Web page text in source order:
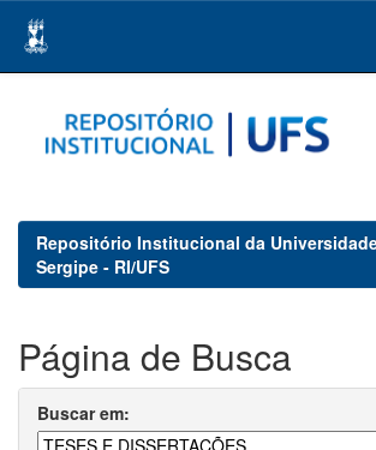
navigation
Repositório Institucional da
Sergipe - RI/UFS
Página de Busca
Buscar em: